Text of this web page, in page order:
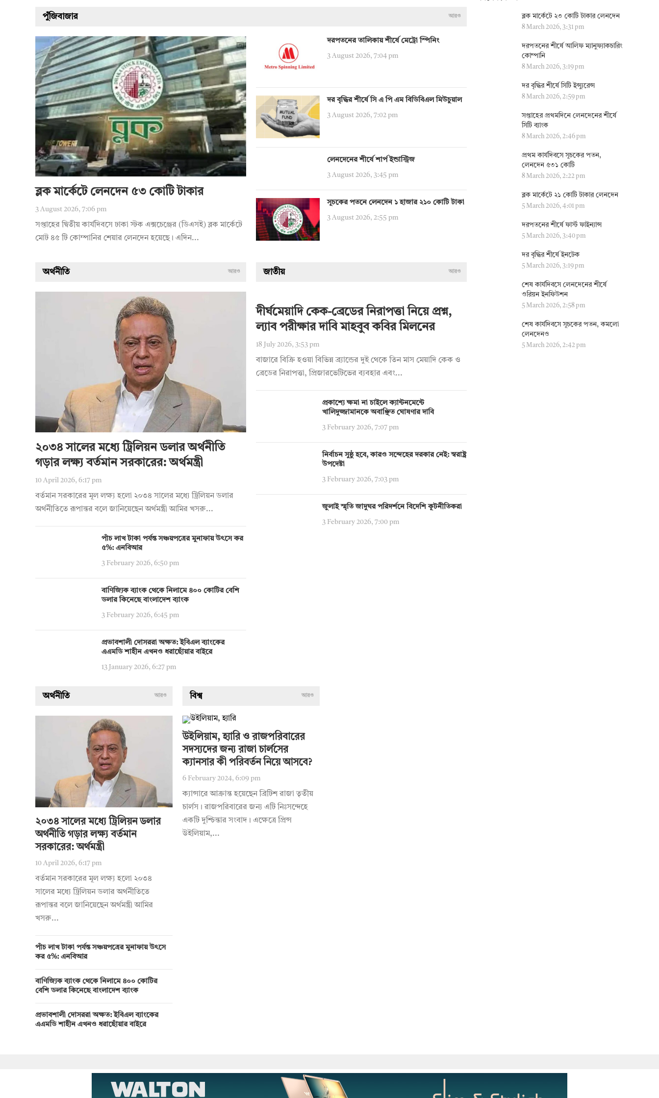
পুঁজিবাজার আরও
ব্লক মার্কেটে লেনদেন ৫৩ কোটি টাকার
3 August 2026, 7:06 pm
সপ্তাহের দ্বিতীয় কার্যদিবসে ঢাকা স্টক এক্সচেঞ্জের (ডিএসই) ব্লক মার্কেটে
মোট ৪৫ টি কোম্পানির শেয়ার লেনদেন হয়েছে। এদিন...
দরপতনের তালিকায় শীর্ষে মেট্রো স্পিনিং
3 August 2026, 7:04 pm
দর বৃদ্ধির শীর্ষে সি এ পি এম বিডিবিএল মিউচুয়াল
3 August 2026, 7:02 pm
লেনদেনের শীর্ষে শার্প ইন্ডাস্ট্রিজ
3 August 2026, 3:45 pm
সূচকের পতনে লেনদেন ১ হাজার ২১০ কোটি টাকা
3 August 2026, 2:55 pm
অর্থনীতি আরও
২০৩৪ সালের মধ্যে ট্রিলিয়ন ডলার অর্থনীতি
গড়ার লক্ষ্য বর্তমান সরকারের: অর্থমন্ত্রী
10 April 2026, 6:17 pm
বর্তমান সরকারের মূল লক্ষ্য হলো ২০৩৪ সালের মধ্যে ট্রিলিয়ন ডলার
অর্থনীতিতে রূপান্তর বলে জানিয়েছেন অর্থমন্ত্রী আমির খসরু...
পাঁচ লাখ টাকা পর্যন্ত সঞ্চয়পত্রের মুনাফায় উৎসে কর
৫%: এনবিআর
3 February 2026, 6:50 pm
বাণিজ্যিক ব্যাংক থেকে নিলামে ৪০০ কোটির বেশি
ডলার কিনেছে বাংলাদেশ ব্যাংক
3 February 2026, 6:45 pm
প্রভাবশালী দোসররা অক্ষত: ইবিএল ব্যাংকের
এএমডি শাহীন এখনও ধরাছোঁয়ার বাইরে
13 January 2026, 6:27 pm
জাতীয় আরও
দীর্ঘমেয়াদি কেক-ব্রেডের নিরাপত্তা নিয়ে প্রশ্ন,
ল্যাব পরীক্ষার দাবি মাহবুব কবির মিলনের
18 July 2026, 3:53 pm
বাজারে বিক্রি হওয়া বিভিন্ন ব্র্যান্ডের দুই থেকে তিন মাস মেয়াদি কেক ও
ব্রেডের নিরাপত্তা, প্রিজারভেটিভের ব্যবহার এবং...
প্রকাশ্যে ক্ষমা না চাইলে ক্যান্টনমেন্টে
খালিদুজ্জামানকে অবাঞ্ছিত ঘোষণার দাবি
3 February 2026, 7:07 pm
নির্বাচন সুষ্ঠু হবে, কারও সন্দেহের দরকার নেই: স্বরাষ্ট্র
উপদেষ্টা
3 February 2026, 7:03 pm
জুলাই স্মৃতি জাদুঘর পরিদর্শনে বিদেশি কূটনীতিকরা
3 February 2026, 7:00 pm
অর্থনীতি আরও
২০৩৪ সালের মধ্যে ট্রিলিয়ন ডলার
অর্থনীতি গড়ার লক্ষ্য বর্তমান
সরকারের: অর্থমন্ত্রী
10 April 2026, 6:17 pm
বর্তমান সরকারের মূল লক্ষ্য হলো ২০৩৪
সালের মধ্যে ট্রিলিয়ন ডলার অর্থনীতিতে
রূপান্তর বলে জানিয়েছেন অর্থমন্ত্রী আমির
খসরু...
পাঁচ লাখ টাকা পর্যন্ত সঞ্চয়পত্রের মুনাফায় উৎসে
কর ৫%: এনবিআর
বাণিজ্যিক ব্যাংক থেকে নিলামে ৪০০ কোটির
বেশি ডলার কিনেছে বাংলাদেশ ব্যাংক
প্রভাবশালী দোসররা অক্ষত: ইবিএল ব্যাংকের
এএমডি শাহীন এখনও ধরাছোঁয়ার বাইরে
বিশ্ব আরও
উইলিয়াম, হ্যারি ও রাজপরিবারের
সদস্যদের জন্য রাজা চার্লসের
ক্যানসার কী পরিবর্তন নিয়ে আসবে?
6 February 2024, 6:09 pm
ক্যান্সারে আক্রান্ত হয়েছেন ব্রিটিশ রাজা তৃতীয়
চার্লস। রাজপরিবারের জন্য এটি নিঃসন্দেহে
একটি দুশ্চিন্তার সংবাদ। এক্ষেত্রে প্রিন্স
উইলিয়াম,...
ব্লক মার্কেটে ২৩ কোটি টাকার লেনদেন
8 March 2026, 3:31 pm
দরপতনের শীর্ষে আলিফ ম্যানুফ্যাকচারিং
কোম্পানি
8 March 2026, 3:19 pm
দর বৃদ্ধির শীর্ষে সিটি ইন্স্যুরেন্স
8 March 2026, 2:59 pm
সপ্তাহের প্রথমদিনে লেনদেনের শীর্ষে
সিটি ব্যাংক
8 March 2026, 2:46 pm
প্রথম কার্যদিবসে সূচকের পতন,
লেনদেন ৫৩১ কোটি
8 March 2026, 2:22 pm
ব্লক মার্কেটে ২১ কোটি টাকার লেনদেন
5 March 2026, 4:01 pm
দরপতনের শীর্ষে ফার্স্ট ফাইন্যান্স
5 March 2026, 3:40 pm
দর বৃদ্ধির শীর্ষে ইনটেক
5 March 2026, 3:19 pm
শেষ কার্যদিবসে লেনদেনের শীর্ষে
ওরিয়ন ইনফিউশন
5 March 2026, 2:58 pm
শেষ কার্যদিবসে সূচকের পতন, কমলো
লেনদেনও
5 March 2026, 2:42 pm